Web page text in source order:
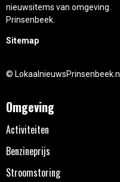
nieuwsitems van omgeving
Prinsenbeek.
Sitemap
© LokaalnieuwsPrinsenbeek.nl
Omgeving
Activiteiten
Benzineprijs
Stroomstoring